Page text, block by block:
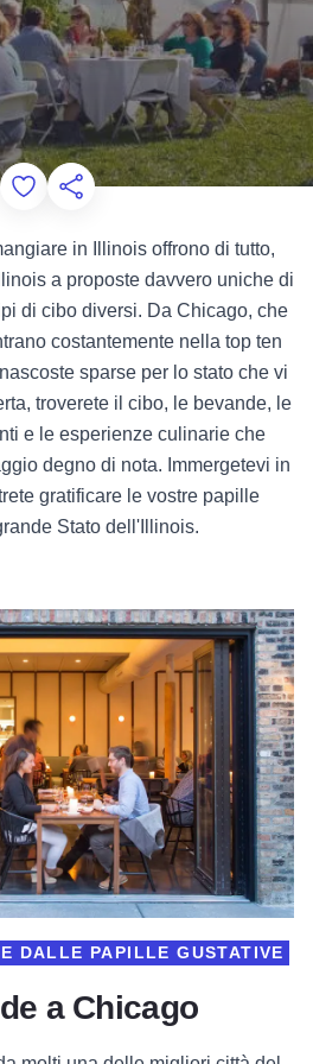
Add to Favorites
Condividi questa pagina
in Illinois offrono di tutto,
a proposte davvero uniche di
di cibo diversi. Da Chicago, che
costantemente nella top ten
sparse per lo stato che vi
troverete il cibo, le bevande, le
e le esperienze culinarie che
degno di nota. Immergetevi in
gratificare le vostre papille
Stato dell'Illinois.
a Chicago
DALLE PAPILLE GUSTATIVE